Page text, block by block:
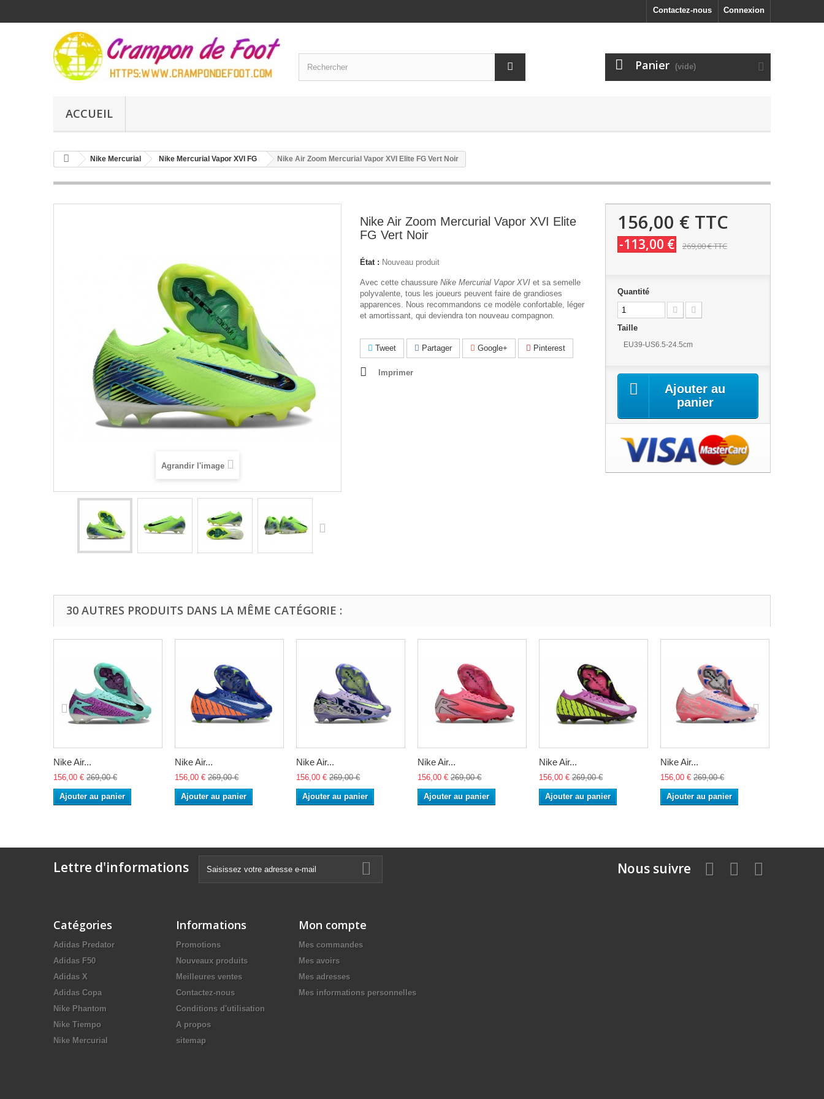
Connexion
Contactez-nous
Panier (vide)
ACCUEIL
Nike Mercurial Nike Mercurial Vapor XVI FG Nike Air Zoom Mercurial Vapor XVI Elite FG Vert Noir
Agrandir l'image
Nike Air Zoom Mercurial Vapor XVI Elite
FG Vert Noir
État : Nouveau produit
Avec cette chaussure Nike Mercurial Vapor XVI et sa semelle
polyvalente, tous les joueurs peuvent faire de grandioses
apparences. Nous recommandons ce modèle confortable, léger
et amortissant, qui deviendra ton nouveau compagnon.
Tweet Partager Google+ Pinterest
Imprimer
156,00 € TTC
-113,00 € 269,00 €TTC
Quantité
Taille
EU39-US6.5-24.5cm
Ajouter au
panier
30 AUTRES PRODUITS DANS LA MÊME CATÉGORIE :
Nike Air...
156,00 € 269,00 €
Ajouter au panier
Nike Air...
156,00 € 269,00 €
Ajouter au panier
Nike Air...
156,00 € 269,00 €
Ajouter au panier
Nike Air...
156,00 € 269,00 €
Ajouter au panier
Nike Air...
156,00 € 269,00 €
Ajouter au panier
Nike Air...
156,00 € 269,00 €
Ajouter au panier
Lettre d'informations Nous suivre
Catégories
Adidas Predator
Adidas F50
Adidas X
Adidas Copa
Nike Phantom
Nike Tiempo
Nike Mercurial
Informations
Promotions
Nouveaux produits
Meilleures ventes
Contactez-nous
Conditions d'utilisation
A propos
sitemap
Mon compte
Mes commandes
Mes avoirs
Mes adresses
Mes informations personnelles